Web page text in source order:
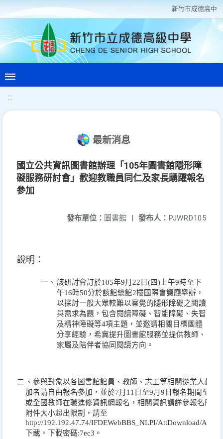
新竹巿成德高中
:::
最新消息
國立公共資訊圖書館辦理「105年圖書館隱形障
礙服務研討會」歡迎教職員同仁及家長踴躍報名
參加
發布人： PJWRD105
發布單位： 圖書館 |
說明：
一、 該研討會訂於105年9月 22 日 (四) 上午9時至下
午16時50分於該館總館2樓國際會議廳舉辦，
以探討一般大眾較難以察覺的隱形障礙之閱讀
與需求為題，包含閱讀障礙、智能障礙、失智
及精神障礙等4項主題，並邀請相關目標團體
分享經驗，希冀提升圖書館服務並提供教師、
家屬及陪伴者協同閱讀方向。
二 、參與對象以各圖書館館員、教師、志工等相關從業人員為
加者請自由報名參加，並於7月 11 日至9月 9 日報名期間至該
或全國教師在職進修資訊網報名，相關資訊請詳參報名簡章
附件大小超出限制，請至
http://192.192.47.74/IFDEWebBBS_NLPI/AttDownload/
下載，下載密碼:7ec3 。